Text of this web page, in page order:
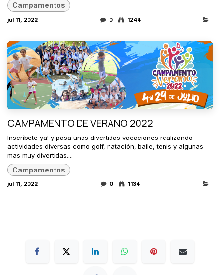
Campamentos
jul 11, 2022 0 1244
CAMPAMENTO DE VERANO 2022
Inscríbete ya! y pasa unas divertidas vacaciones realizando
actividades diversas como golf, natación, baile, tenis y algunas
mas muy divertidas....
Campamentos
jul 11, 2022 0 1134